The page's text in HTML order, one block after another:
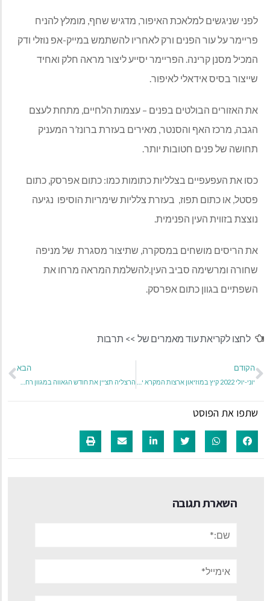
לפני שניגשים למלאכת האיפור, מדגיש שחף, מומלץ להניח
פריימר על עור הפנים ורק לאחריו להשתמש במייק-אפ נוזלי ודק
המכיל מסנן קרינה. הפריימר יסייע ליצור מראה חלק ואחיד
שייצור בסיס אידאלי לאיפור.
את האזורים הבולטים בפנים – עצמות הלחיים, מתחת לעצם
הגבה, מרכז האף והסנטר, מאירים בעזרת ברונז’ר המעניק
תחושה של פנים חטובות יותר.
כסו את העפעפיים בצלליות כתומות כמו: כתום אפרסק, כתום
פסטל, או כתום תפוז, בעזרת צלליות שימריות הוסיפו נגיעה
נוצצת בזווית העין הפנימית.
את הריסים מושחים במסקרה, שתיצור מסגרת של מניפה
שחורה ומרשימה סביב העין.להשלמת המראה מרחו את
השפתיים בגוון כתום אפרסק.
לחצו לקריאת עוד מאמרים של >> תרבות
הקודם הבא
שתפו את הפוסט
השארת תגובה